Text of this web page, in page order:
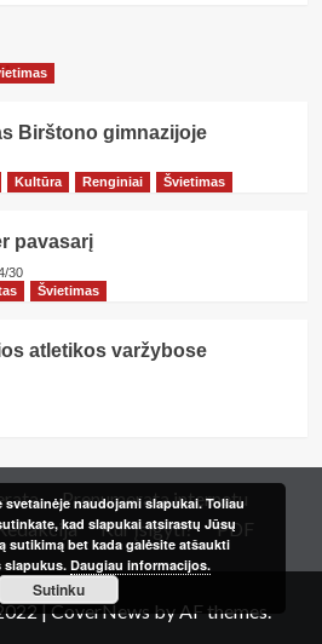
Birštono gimnazijoje
Kultūra Renginiai Švietimas
pavasarį
30
Švietimas
atletikos varžybose
Prenumerata internetu
Kur įsigyti? PDF
|CoverNews by AF themes.
naudojami slapukai. Toliau
kad slapukai atsirastų Jūsų
sutikimą bet kada galėsite atšaukti
slapukus. Daugiau informacijos.
Sutinku